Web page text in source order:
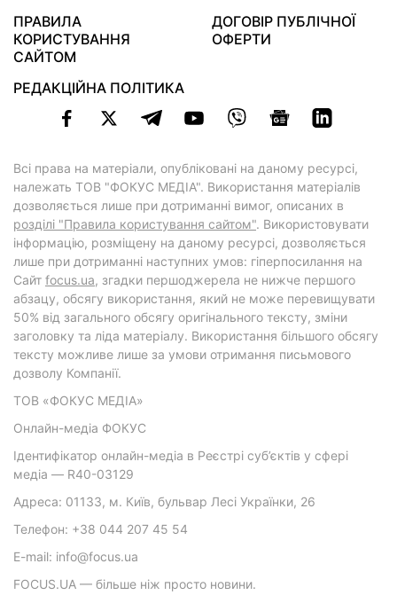
ПРАВИЛА
КОРИСТУВАННЯ
САЙТОМ
ДОГОВІР ПУБЛІЧНОЇ
ОФЕРТИ
РЕДАКЦІЙНА ПОЛІТИКА
Всі права на матеріали, опубліковані на даному ресурсі,
належать ТОВ "ФОКУС МЕДІА". Використання матеріалів
дозволяється лише при дотриманні вимог, описаних в
розділі "Правила користування сайтом". Використовувати
інформацію, розміщену на даному ресурсі, дозволяється
лише при дотриманні наступних умов: гіперпосилання на
Cайт focus.ua, згадки першоджерела не нижче першого
абзацу, обсягу використання, який не може перевищувати
50% від загального обсягу оригінального тексту, зміни
заголовку та ліда матеріалу. Використання більшого обсягу
тексту можливе лише за умови отримання письмового
дозволу Компанії.
ТОВ «ФОКУС МЕДІА»
Онлайн-медіа ФОКУС
Ідентифікатор онлайн-медіа в Реєстрі суб’єктів у сфері
медіа — R40-03129
Адреса: 01133, м. Київ, бульвар Лесі Українки, 26
Телефон: +38 044 207 45 54
E-mail: info@focus.ua
FOCUS.UA — більше ніж просто новини.